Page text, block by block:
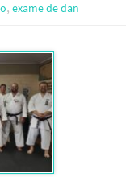
, exame de dan